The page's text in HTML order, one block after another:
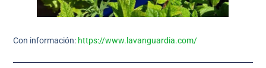
Con información: https://www.lavanguardia.com/